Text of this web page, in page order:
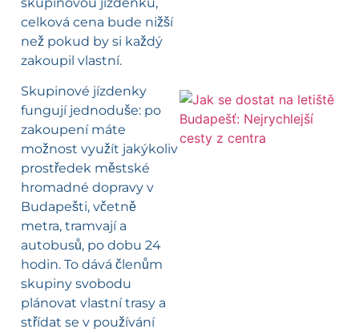
celková cena bude nižší
než pokud by si každý
zakoupil vlastní.
Skupinové jízdenky
fungují jednoduše: po
zakoupení máte
možnost využít jakýkoliv
prostředek městské
hromadné dopravy v
Budapešti, včetně
metra, tramvají a
autobusů, po dobu 24
hodin. To dává členům
skupiny svobodu
plánovat vlastní trasy a
střídat se v používání